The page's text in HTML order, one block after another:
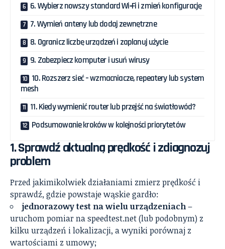
6. Wybierz nowszy standard Wi‑Fi i zmień konfigurację
7. Wymień anteny lub dodaj zewnętrzne
8. Ogranicz liczbę urządzeń i zaplanuj użycie
9. Zabezpiecz komputer i usuń wirusy
10. Rozszerz sieć – wzmacniacze, repeatery lub system
mesh
11. Kiedy wymienić router lub przejść na światłowód?
Podsumowanie kroków w kolejności priorytetów
1. Sprawdź aktualną prędkość i zdiagnozuj
problem
Przed jakimikolwiek działaniami zmierz prędkość i
sprawdź, gdzie powstaje wąskie gardło:
jednorazowy test na wielu urządzeniach–
uruchom pomiar na speedtest.net (lub podobnym) z
kilku urządzeń i lokalizacji, a wyniki porównaj z
wartościami z umowy;